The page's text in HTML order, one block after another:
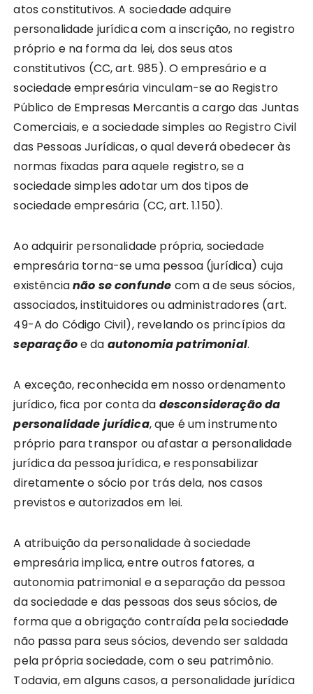
atos constitutivos. A sociedade adquire
personalidade jurídica com a inscrição, no registro
próprio e na forma da lei, dos seus atos
constitutivos (CC, art. 985). O empresário e a
sociedade empresária vinculam-se ao Registro
Público de Empresas Mercantis a cargo das Juntas
Comerciais, e a sociedade simples ao Registro Civil
das Pessoas Jurídicas, o qual deverá obedecer às
normas fixadas para aquele registro, se a
sociedade simples adotar um dos tipos de
sociedade empresária (CC, art. 1.150).
Ao adquirir personalidade própria, sociedade
empresária torna-se uma pessoa (jurídica) cuja
existêncianão se confunde com a de seus sócios,
associados, instituidores ou administradores (art.
49-A do Código Civil), revelando os princípios da
separaçãoe da autonomia patrimonial.
A exceção, reconhecida em nosso ordenamento
jurídico, fica por conta da desconsideração da
personalidade jurídica, que é um instrumento
próprio para transpor ou afastar a personalidade
jurídica da pessoa jurídica, e responsabilizar
diretamente o sócio por trás dela, nos casos
previstos e autorizados em lei.
A atribuição da personalidade à sociedade
empresária implica, entre outros fatores, a
autonomia patrimonial e a separação da pessoa
da sociedade e das pessoas dos seus sócios, de
forma que a obrigação contraída pela sociedade
não passa para seus sócios, devendo ser saldada
pela própria sociedade, com o seu patrimônio.
Todavia, em alguns casos, a personalidade jurídica